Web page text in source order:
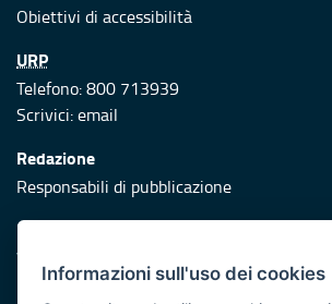
Obiettivi di accessibilità
URP
Telefono: 800 713939
Scrivici:email
Redazione
Responsabili di pubblicazione
Protezione civile
Vai al sito di Protezione Civile Puglia
Informazioni sull'uso dei cookies